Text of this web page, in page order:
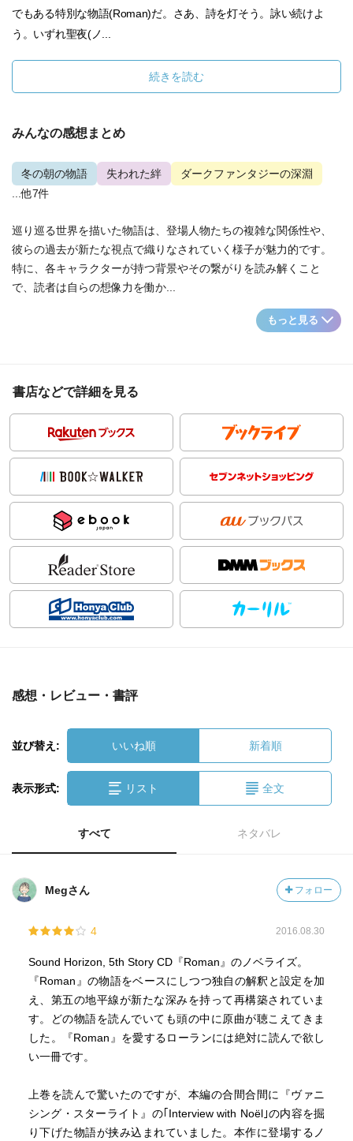
でもある特別な物語(Roman)だ。さあ、詩を灯そう。詠い続けよ
う。いずれ聖夜(ノ...
続きを読む
みんなの感想まとめ
冬の朝の物語 失われた絆
ダークファンタジーの深淵
...他7件
巡り巡る世界を描いた物語は、登場人物たちの複雑な関係性や、
彼らの過去が新たな視点で織りなされていく様子が魅力的です。
特に、各キャラクターが持つ背景やその繋がりを読み解くこと
で、読者は自らの想像力を働か...
もっと見る
書店などで詳細を見る
感想・レビュー・書評
並び替え: いいね順 新着順
表示形式: リスト 全文
すべて ネタバレ
Megさん フォロー
4 2016.08.30
Sound Horizon, 5th Story CD『Roman』のノベライズ。
『Roman』の物語をベースにしつつ独自の解釈と設定を加
え、第五の地平線が新たな深みを持って再構築されていま
す。どの物語を読んでいても頭の中に原曲が聴こえてきま
した。『Roman』を愛するローランには絶対に読んで欲し
い一冊です。
上巻を読んで驚いたのですが、本編の合間合間に『ヴァニ
シング・スターライト』の｢Interview with Noël｣の内容を掘
り下げた物語が挟み込まれていました。本作に登場するノ